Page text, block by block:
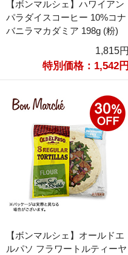
【ボンマルシェ】ハワイアン
パラダイスコーヒー 10%コナ
バニラマカダミア 198g (粉)
1,815円
特別価格：1,542円
【ボンマルシェ】オールドエ
ルパソ フラワートルティーヤ